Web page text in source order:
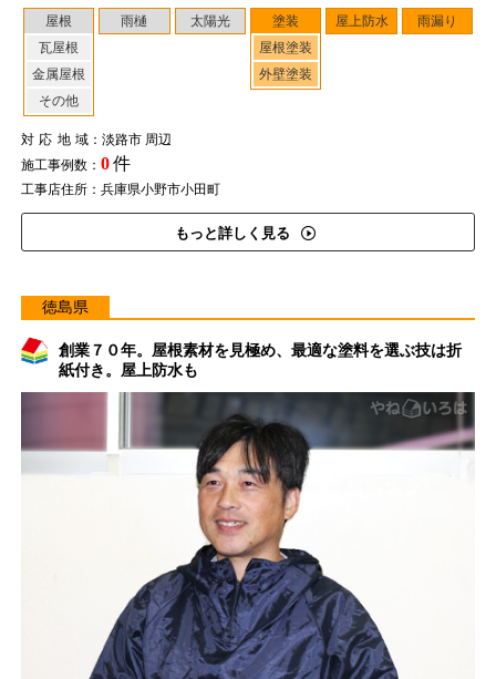
屋根
瓦屋根
金属屋根
その他
雨樋 太陽光
塗装
屋根塗装
外壁塗装
屋上防水 雨漏り
対応地域：淡路市 周辺
施工事例数： 0件
工事店住所：兵庫県小野市小田町
もっと詳しく見る
徳島県
創業７０年。屋根素材を見極め、最適な塗料を選ぶ技は折
紙付き。屋上防水も